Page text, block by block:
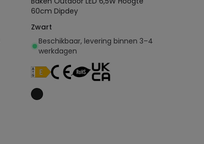
60cm Dipdey
Zwart
Beschikbaar, levering binnen 3–4
werkdagen